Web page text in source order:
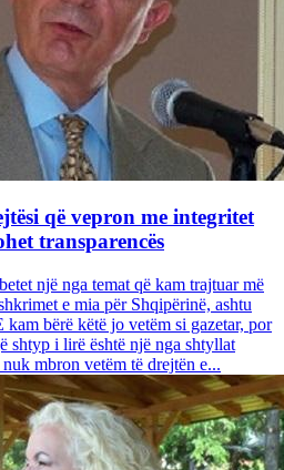
që vepron me integritet
transparencës
një nga temat që kam trajtuar më
e mia për Shqipërinë, ashtu
bërë këtë jo vetëm si gazetar, por
shtyp i lirë është një nga shtyllat
mbron vetëm të drejtën e...